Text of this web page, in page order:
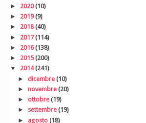
► 2020(10)
► 2019(9)
► 2018(40)
► 2017(114)
► 2016(138)
► 2015(200)
▼ 2014(241)
► dicembre (10)
► novembre (20)
► ottobre (19)
► settembre (19)
► agosto (18)